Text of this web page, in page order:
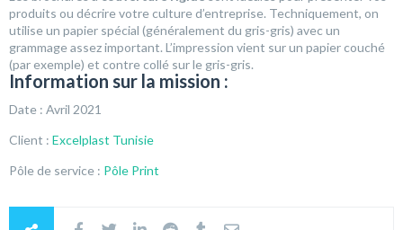
produits ou décrire votre culture d’entreprise. Techniquement, on
utilise un papier spécial (généralement du gris-gris) avec un
grammage assez important. L’impression vient sur un papier couché
(par exemple) et contre collé sur le gris-gris.
Information sur la mission :
Date : Avril 2021
Client : Excelplast Tunisie
Pôle de service : Pôle Print